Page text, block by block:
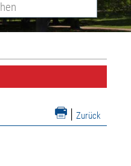
| Zurück